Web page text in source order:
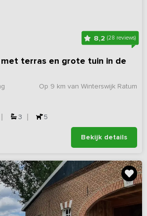
8,2 (28 reviews)
met terras en grote tuin in de
Op 9 km van Winterswijk Ratum
3 5
Bekijk details